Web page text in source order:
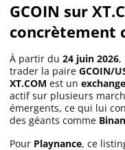
GCOIN sur
concrètement
À partir du 24 juin 2026,
trader la paire GCOIN/
XT.COM est un
actif sur plusieurs
émergents, ce qui lui
des géants comme
Pour Playnance, ce